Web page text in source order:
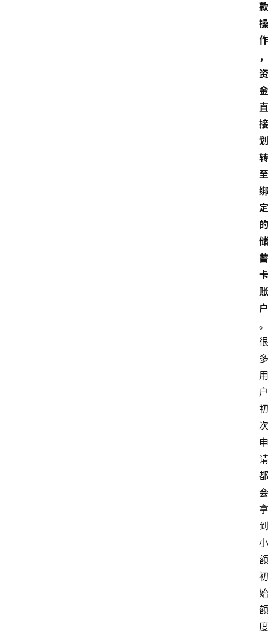
款
操
作
，
资
金
直
接
划
转
至
绑
定
的
储
蓄
卡
账
户
。
很
多
用
户
初
次
申
请
都
会
拿
到
小
额
初
始
额
度